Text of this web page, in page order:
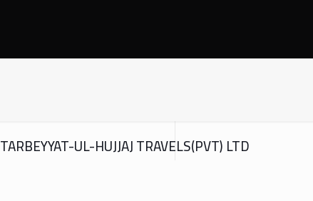
TARBEYYAT-UL-HUJJAJ TRAVELS(PVT) LTD